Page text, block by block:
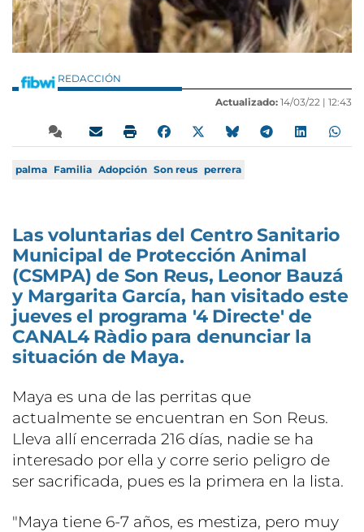
REDACCIÓN
Actualizado: 14/03/22 | 12:43
palma Familia Adopción Son reus perrera
Las voluntarias del Centro Sanitario
Municipal de Protección Animal
(CSMPA) de Son Reus, Leonor Bauzá
y Margarita García, han visitado este
jueves el programa '4 Directe' de
CANAL4 Ràdio para denunciar la
situación de Maya.
Maya es una de las perritas que
actualmente se encuentran en Son Reus.
Lleva allí encerrada 216 días, nadie se ha
interesado por ella y corre serio peligro de
ser sacrificada, pues es la primera en la lista.
"Maya tiene 6-7 años, es mestiza, pero muy